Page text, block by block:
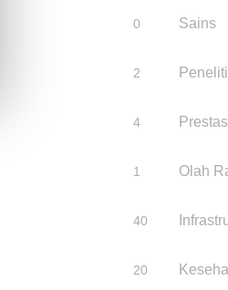
0 Sains
2
4
1 Olah
40
20